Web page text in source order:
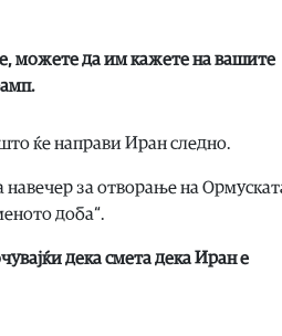
можете да им кажете на вашите
ќе направи Иран следно.
за отворање на
доба“.
дека смета дека Иран е